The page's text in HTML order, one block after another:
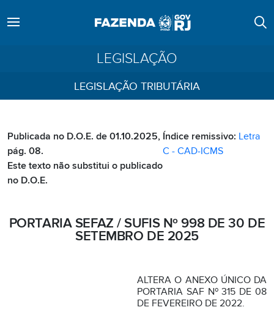
LEGISLAÇÃO
LEGISLAÇÃO TRIBUTÁRIA
Publicada no D.O.E. de 01.10.2025,
pág. 08.
Este texto não substitui o publicado
no D.O.E.
Índice remissivo: Letra
C - CAD-ICMS
PORTARIA SEFAZ / SUFIS Nº 998 DE 30 DE
SETEMBRO DE 2025
ALTERA O ANEXO ÚNICO DA
PORTARIA SAF Nº 315 DE 08
DE FEVEREIRO DE 2022.